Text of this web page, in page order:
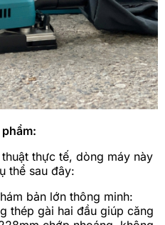
thực tế, dòng máy này
thể sau đây:
bản lớn thông minh:
thép gài hai đầu giúp căng